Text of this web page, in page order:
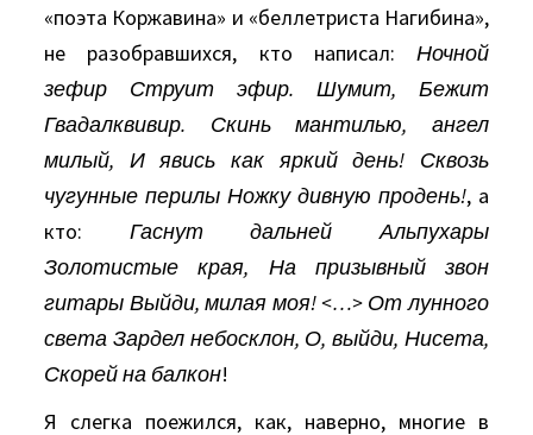
«поэта Коржавина» и «беллетриста Нагибина»,
не разобравшихся, кто написал: Ночной
зефир Струит эфир. Шумит, Бежит
Гвадалквивир. Скинь мантилью, ангел
милый, И явись как яркий день! Сквозь
чугунные перилы Ножку дивную продень!, а
кто: Гаснут дальней Альпухары
Золотистые края, На призывный звон
гитары Выйди, милая моя! <…> От лунного
света Зардел небосклон, О, выйди, Нисета,
Скорей на балкон!
Я слегка поежился, как, наверно, многие в